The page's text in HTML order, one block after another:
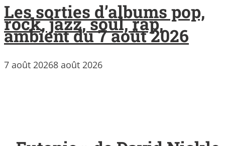
Les sorties d’albums pop,
rock, jazz, soul, rap,
ambient du 7 août 2026
7 août 20268 août 2026